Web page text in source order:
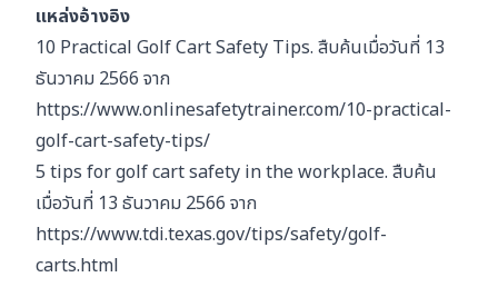
แหล่งอ้างอิง
10 Practical Golf Cart Safety Tips. สืบค้นเมื่อวันที่ 13
ธันวาคม 2566 จาก
https://www.onlinesafetytrainer.com/10-practical-
golf-cart-safety-tips/
5 tips for golf cart safety in the workplace. สืบค้น
เมื่อวันที่ 13 ธันวาคม 2566 จาก
https://www.tdi.texas.gov/tips/safety/golf-
carts.html